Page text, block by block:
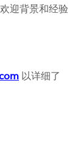
迎背景和经验
以详细了